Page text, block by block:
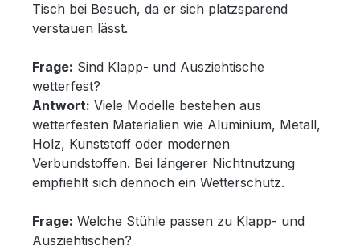
Tisch bei Besuch, da er sich platzsparend
verstauen lässt.
Frage: Sind Klapp- und Ausziehtische
wetterfest?
Antwort: Viele Modelle bestehen aus
wetterfesten Materialien wie Aluminium, Metall,
Holz, Kunststoff oder modernen
Verbundstoffen. Bei längerer Nichtnutzung
empfiehlt sich dennoch ein Wetterschutz.
Frage: Welche Stühle passen zu Klapp- und
Ausziehtischen?